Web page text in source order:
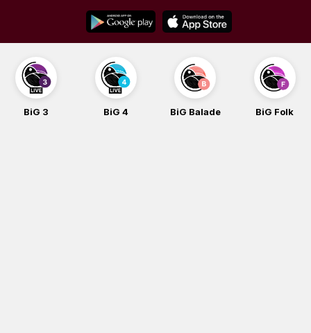
content
BiG 3 BiG 4 BiG Balade BiG Folk